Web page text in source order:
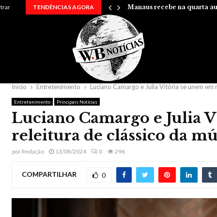
TENDÊNCIAS AGORA
em uma… Manaus recebe na quarta
Início Entretenimento Luciano Camargo e Julia Vitória se unem
Entretenimento Principais Notícias
Luciano Camargo e Julia
releitura de clássico da
por Redação 13/08/2024 0 296
COMPARTILHAR 0